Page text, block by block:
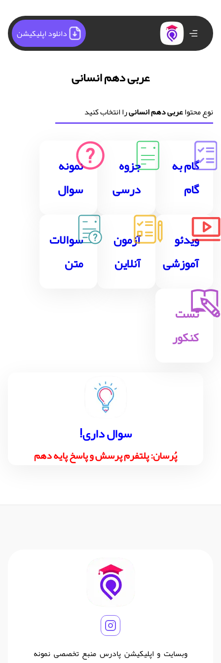
دانلود اپلیکیشن
عربی دهم انسانی
نوع محتواعربی دهم انسانیرا انتخاب کنید
گام به
گام
جزوه
درسی
نمونه
سوال
ویدئو
آموزشی
آزمون
آنلاین
سوالات
متن
تست
کنکور
!سوال داری
پُرسان: پلتفرم پرسش و پاسخ پایه دهم
وبسایت و اپلیکیشن پادرس منبع تخصصی نمونه